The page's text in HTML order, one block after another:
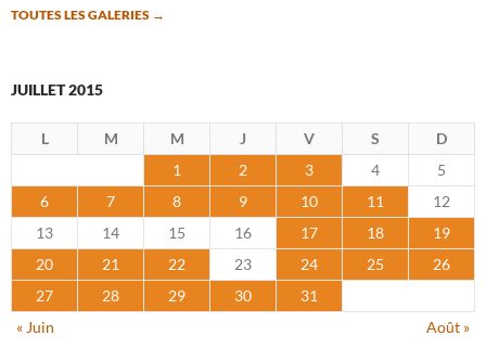
TOUTES LES GALERIES →
JUILLET 2015
L M M J V S
D
1
2 3 4
5
6
7 8 9 10 11
12
13
14 15 16 17 18
19
20
21 22 23 24 25
26
27
28 29 30
31
« Juin
Août »